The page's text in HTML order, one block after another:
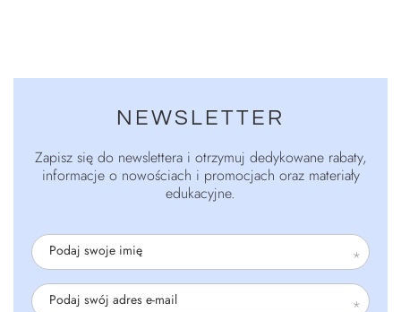
NEWSLETTER
Zapisz się do newslettera i otrzymuj dedykowane rabaty,
informacje o nowościach i promocjach oraz materiały
edukacyjne.
Podaj swoje imię
Podaj swój adres e-mail